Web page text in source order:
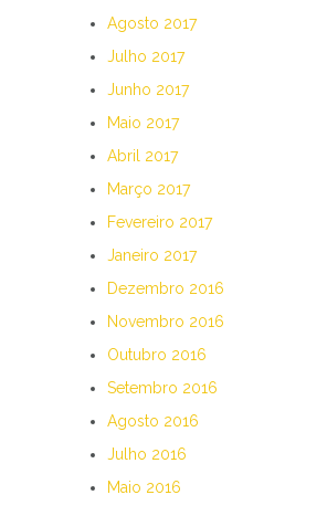
Agosto 2017
Julho 2017
Junho 2017
Maio 2017
Abril 2017
Março 2017
Fevereiro 2017
Janeiro 2017
Dezembro 2016
Novembro 2016
Outubro 2016
Setembro 2016
Agosto 2016
Julho 2016
Maio 2016